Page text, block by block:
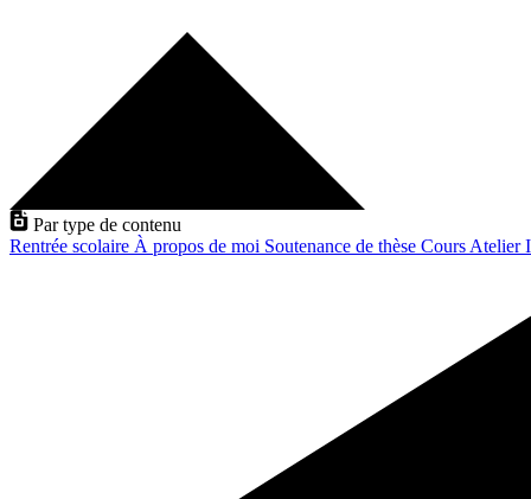
Par type de contenu
Rentrée scolaire À propos de moi Soutenance de thèse Cours Atelier